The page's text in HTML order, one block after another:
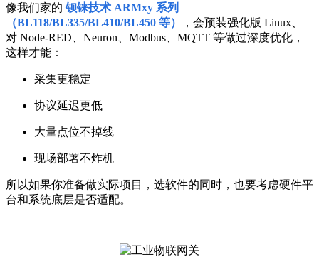
像我们家的 钡铼技术 ARMxy 系列
（BL118/BL335/BL410/BL450 等）
，会预装强化版 Linux、
对 Node-RED、Neuron、Modbus、MQTT 等做过深度优化，
这样才能：
采集更稳定
协议延迟更低
大量点位不掉线
现场部署不炸机
所以如果你准备做实际项目，选软件的同时，也要考虑硬件平
台和系统底层是否适配。